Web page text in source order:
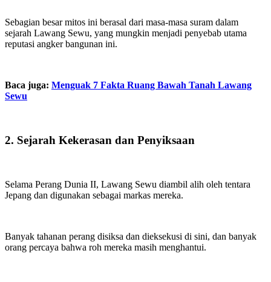
Sebagian besar mitos ini berasal dari masa-masa suram dalam
sejarah Lawang Sewu, yang mungkin menjadi penyebab utama
reputasi angker bangunan ini.
Baca juga: Menguak 7 Fakta Ruang Bawah Tanah Lawang
Sewu
2. Sejarah Kekerasan dan Penyiksaan
Selama Perang Dunia II, Lawang Sewu diambil alih oleh tentara
Jepang dan digunakan sebagai markas mereka.
Banyak tahanan perang disiksa dan dieksekusi di sini, dan banyak
orang percaya bahwa roh mereka masih menghantui.